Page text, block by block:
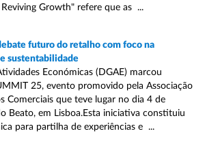
Growth" refere que as ...
futuro do retalho com foco na
sustentabilidade
Económicas (DGAE) marcou
25, evento promovido pela Associação
Comerciais que teve lugar no dia 4 de
Beato, em Lisboa.Esta iniciativa constituiu
para partilha de experiências e ...